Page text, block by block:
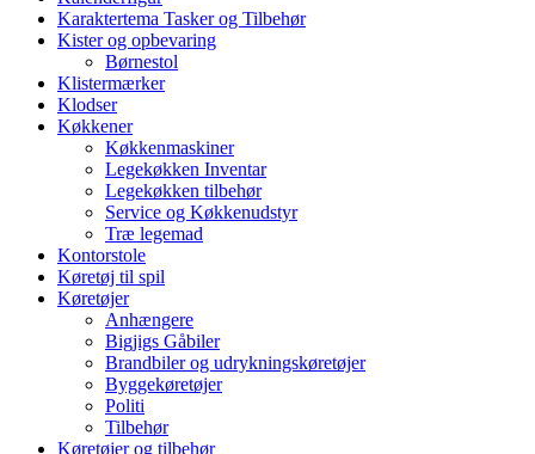
Karaktertema Tasker og Tilbehør
Kister og opbevaring
Børnestol
Klistermærker
Klodser
Køkkener
Køkkenmaskiner
Legekøkken Inventar
Legekøkken tilbehør
Service og Køkkenudstyr
Træ legemad
Kontorstole
Køretøj til spil
Køretøjer
Anhængere
Bigjigs Gåbiler
Brandbiler og udrykningskøretøjer
Byggekøretøjer
Politi
Tilbehør
Køretøjer og tilbehør